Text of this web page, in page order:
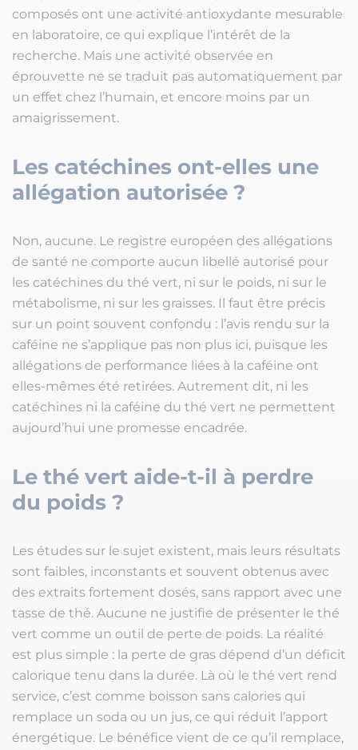
composés ont une activité antioxydante mesurable
en laboratoire, ce qui explique l’intérêt de la
recherche. Mais une activité observée en
éprouvette ne se traduit pas automatiquement par
un effet chez l’humain, et encore moins par un
amaigrissement.
Les catéchines ont-elles une
allégation autorisée ?
Non, aucune. Le registre européen des allégations
de santé ne comporte aucun libellé autorisé pour
les catéchines du thé vert, ni sur le poids, ni sur le
métabolisme, ni sur les graisses. Il faut être précis
sur un point souvent confondu : l’avis rendu sur la
caféine ne s’applique pas non plus ici, puisque les
allégations de performance liées à la caféine ont
elles-mêmes été retirées. Autrement dit, ni les
catéchines ni la caféine du thé vert ne permettent
aujourd’hui une promesse encadrée.
Le thé vert aide-t-il à perdre
du poids ?
Les études sur le sujet existent, mais leurs résultats
sont faibles, inconstants et souvent obtenus avec
des extraits fortement dosés, sans rapport avec une
tasse de thé. Aucune ne justifie de présenter le thé
vert comme un outil de perte de poids. La réalité
est plus simple : la perte de gras dépend d’un déficit
calorique tenu dans la durée. Là où le thé vert rend
service, c’est comme boisson sans calories qui
remplace un soda ou un jus, ce qui réduit l’apport
énergétique. Le bénéfice vient de ce qu’il remplace,